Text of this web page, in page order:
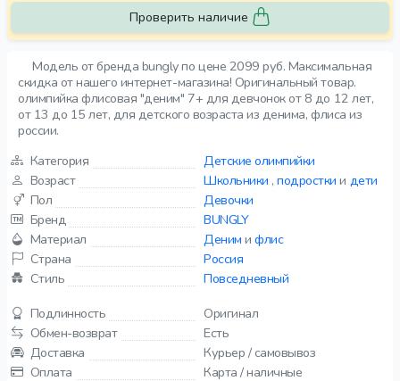
Модель от бренда bungly по цене 2099 руб. Максимальная
скидка от нашего интернет-магазина! Оригинальный товар.
олимпийка флисовая "деним" 7+ для девчонок от 8 до 12 лет,
от 13 до 15 лет, для детского возраста из денима, флиса из
россии.
Категория
Детские олимпийки
Возраст
Школьники ,подростки и дети
Пол
Девочки
Бренд
BUNGLY
Материал
Деним ифлис
Страна
Россия
Стиль
Повседневный
Подлинность
Оригинал
Обмен-возврат
Есть
Доставка
Курьер / самовывоз
Оплата
Карта / наличные
Проверить наличие